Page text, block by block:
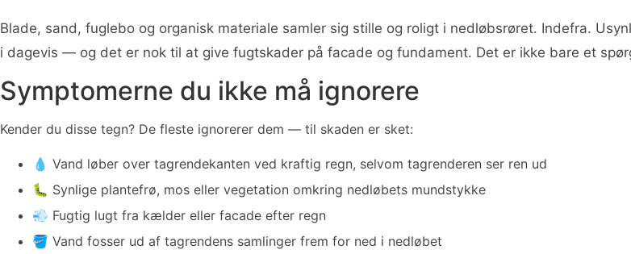
Blade, sand, fuglebo og organisk materiale samler sig stille og roligt i nedløbsrøret. Indefra.
i dagevis — og det er nok til at give fugtskader på facade og fundament. Det er ikke bare et
Symptomerne du ikke må ignorere
Kender du disse tegn? De fleste ignorerer dem — til skaden er sket:
💧 Vand løber over tagrendekanten ved kraftig regn, selvom tagrenderen ser ren ud
🐛 Synlige plantefrø, mos eller vegetation omkring nedløbets mundstykke
💨 Fugtig lugt fra kælder eller facade efter regn
🪣 Vand fosser ud af tagrendens samlinger frem for ned i nedløbet